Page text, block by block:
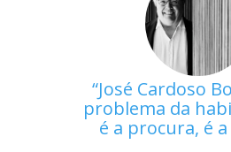
José Cardoso
problema da
é a procura, é